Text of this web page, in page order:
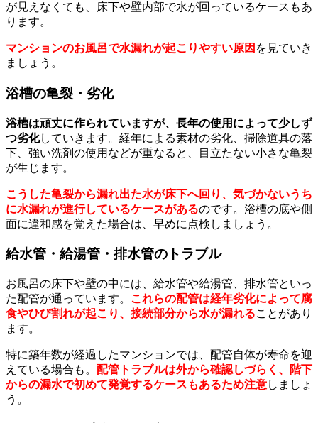
が見えなくても、床下や壁内部で水が回っているケースもあ
ります。
マンションのお風呂で水漏れが起こりやすい原因 を見ていき
ましょう。
浴槽の亀裂・劣化
浴槽は頑丈に作られていますが、長年の使用によって少しず
つ劣化していきます。経年による素材の劣化、掃除道具の落
下、強い洗剤の使用などが重なると、目立たない小さな亀裂
が生じます。
こうした亀裂から漏れ出た水が床下へ回り、気づかないうち
に水漏れが進行しているケースがあるのです。浴槽の底や側
面に違和感を覚えた場合は、早めに点検しましょう。
給水管・給湯管・排水管のトラブル
お風呂の床下や壁の中には、給水管や給湯管、排水管といっ
た配管が通っています。 これらの配管は経年劣化によって腐
食やひび割れが起こり、接続部分から水が漏れることがあり
ます。
特に築年数が経過したマンションでは、配管自体が寿命を迎
えている場合も。 配管トラブルは外から確認しづらく、階下
からの漏水で初めて発覚するケースもあるため注意しましょ
う。